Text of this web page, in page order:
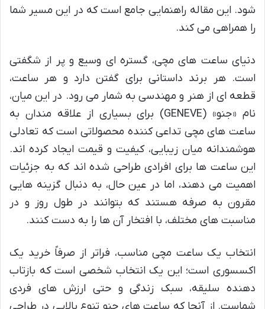
شود. این مقاله راهنمایی جامع است که در این مسیر شما
را همراهی می کند.
دنیای ساعت های مچی، گستره ای وسیع و پر از شگفتی
است. هر برند داستانی برای گفتن دارد و هر ساعت،
قطعه ای از هنر و مهندسی به شمار می رود. در این میان،
نام «جنو» (GENEVE) برای بسیاری از علاقه مندان به
ساعت های مچی تداعی کننده محصولاتی است که تعادلی
هوشمندانه میان زیبایی، کیفیت و قیمت ایجاد کرده اند.
این ساعت ها برای افرادی طراحی شده اند که به جزئیات
اهمیت می دهند، اما در عین حال، به دنبال گزینه هایی
مقرون به صرفه هستند که بتوانند در طول روز و در
مناسبت های مختلف، با افتخار آن ها را به دست کنند.
انتخاب یک ساعت مچی مناسب، فراتر از صرفاً خرید یک
اکسسوری است؛ این یک انتخاب شخصی است که بازتاب
دهنده سلیقه، سبک زندگی و حتی ارزش های فردی
شماست. از آنجا که ساعت های جنو تنوع بالایی در طراحی